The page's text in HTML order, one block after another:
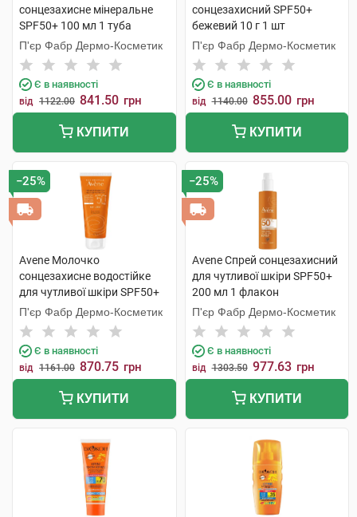
сонцезахисне мінеральне
SPF50+ 100 мл 1 туба
П'єр Фабр Дермо-Косметик
Є в наявності
від 1122.00 841.50 грн
КУПИТИ
сонцезахисний SPF50+
бежевий 10 г 1 шт
П'єр Фабр Дермо-Косметик
Є в наявності
від 1140.00 855.00 грн
КУПИТИ
−25%
Avene Молочко
сонцезахисне водостійке
для чутливої шкіри SPF50+
100 мл 1 туба
П'єр Фабр Дермо-Косметик
Є в наявності
від 1161.00 870.75 грн
КУПИТИ
−25%
Avene Спрей сонцезахисний
для чутливої шкіри SPF50+
200 мл 1 флакон
П'єр Фабр Дермо-Косметик
Є в наявності
від 1303.50 977.63 грн
КУПИТИ